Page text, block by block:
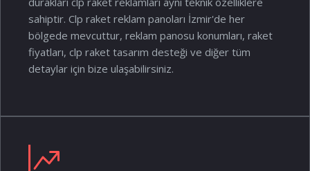
sahiptir. Clp raket reklam panoları İzmir'de her
bölgede mevcuttur, reklam panosu konumları, raket
fiyatları, clp raket tasarım desteği ve diğer tüm
detaylar için bize ulaşabilirsiniz.